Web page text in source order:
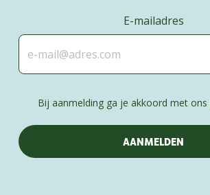
E-mailadres
Bij aanmelding ga je akkoord met ons